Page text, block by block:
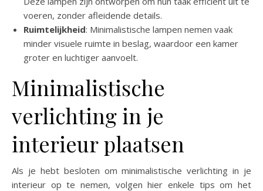
voeren, zonder afleidende details.
Ruimtelijkheid: Minimalistische lampen nemen vaak
minder visuele ruimte in beslag, waardoor een kamer
groter en luchtiger aanvoelt.
Minimalistische
verlichting in je
interieur plaatsen
Als je hebt besloten om minimalistische verlichting in je
interieur op te nemen, volgen hier enkele tips om het